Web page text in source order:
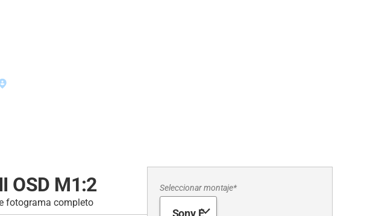
OSD M1:2
fotograma completo
Seleccionar montaje*